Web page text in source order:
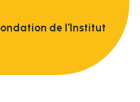
de l'Institut